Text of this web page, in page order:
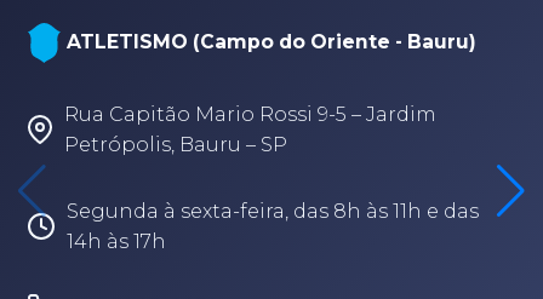
NATAÇÃO, PARANATAÇÃO E POLO
AQUÁTICO (Arena - sede Bauru)
Rua Fabio Geraldo, 2-12 – Jardim Terra
Branca – Bauru/SP
Segunda à sexta-feira, das 8h às 17h30